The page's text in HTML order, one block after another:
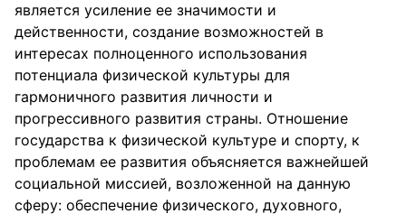
является усиление ее значимости и
действенности, создание возможностей в
интересах полноценного использования
потенциала физической культуры для
гармоничного развития личности и
прогрессивного развития страны. Отношение
государства к физической культуре и спорту, к
проблемам ее развития объясняется важнейшей
социальной миссией, возложенной на данную
сферу: обеспечение физического, духовного,